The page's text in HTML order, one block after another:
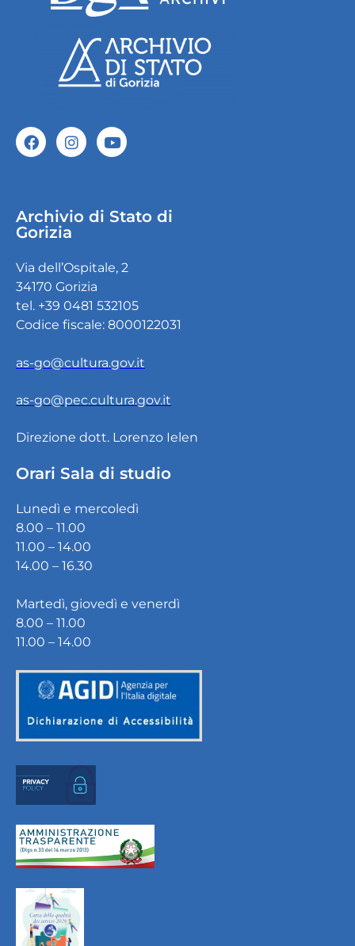
Archivio di Stato di
Gorizia
Via dell’Ospitale, 2
34170 Gorizia
tel. +39 0481 532105
Codice fiscale: 8000122031
as-go@cultura.gov.it
as-go@pec.cultura.gov.it
Direzione dott. Lorenzo Ielen
Orari Sala di studio
Lunedì e mercoledì
8.00 – 11.00
11.00 – 14.00
14.00 – 16.30
Martedì, giovedì e venerdì
8.00 – 11.00
11.00 – 14.00